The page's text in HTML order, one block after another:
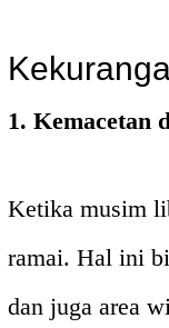
1. Kemacetan
Ketika musim
ramai. Hal ini
dan juga area